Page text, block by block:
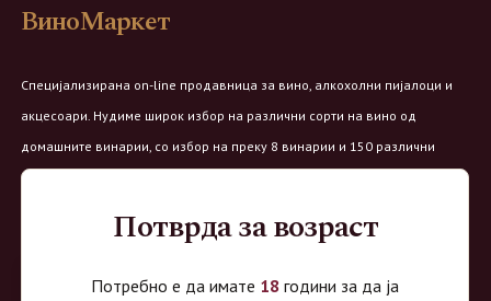
ВиноМаркет
Специјализирана on-line продавница за вино, алкохолни пијалоци и
акцесоари. Нудиме широк избор на различни сорти на вино од
домашните винарии, со избор на преку 8 винарии и 150 различни
етикети.
Овозможено од:Потврда за возраст
Потребно е да имате 18 години за да ја